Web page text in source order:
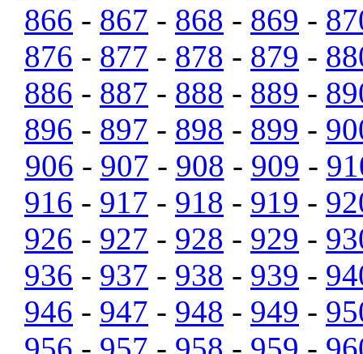
866 - 867 - 868 - 869 -
876 - 877 - 878 - 879 -
886 - 887 - 888 - 889 -
896 - 897 - 898 - 899 -
906 - 907 - 908 - 909 -
916 - 917 - 918 - 919 -
926 - 927 - 928 - 929 -
936 - 937 - 938 - 939 -
946 - 947 - 948 - 949 -